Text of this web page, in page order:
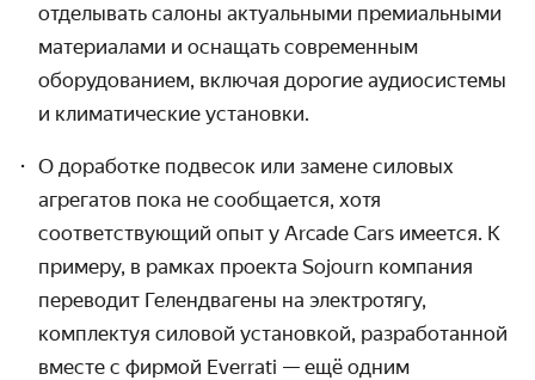
отделывать салоны актуальными премиальными
материалами и оснащать современным
оборудованием, включая дорогие аудиосистемы
и климатические установки.
О доработке подвесок или замене силовых
агрегатов пока не сообщается, хотя
соответствующий опыт у Arcade Cars имеется. К
примеру, в рамках проекта Sojourn компания
переводит Гелендвагены на электротягу,
комплектуя силовой установкой, разработанной
вместе с фирмой Everrati — ещё одним